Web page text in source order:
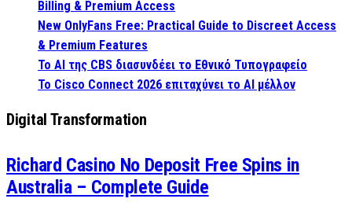
Billing & Premium Access
New OnlyFans Free: Practical Guide to Discreet Access
& Premium Features
Το AI της CBS διασυνδέει το Εθνικό Τυπογραφείο
Το Cisco Connect 2026 επιταχύνει το AI μέλλον
Digital Transformation
Richard Casino No Deposit Free Spins in
Australia – Complete Guide